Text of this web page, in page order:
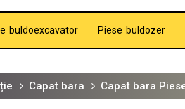
buldoexcavator Piese buldozer
Capat bara Capat bara